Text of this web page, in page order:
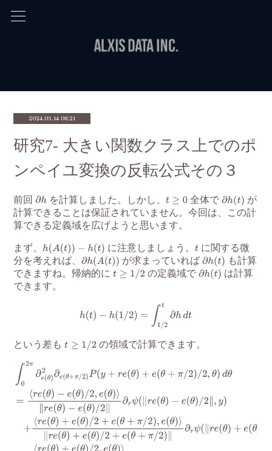
2024.05.14 06:21
研究7- 大きい関数クラス上でのポ
ンペイユ変換の反転公式その３